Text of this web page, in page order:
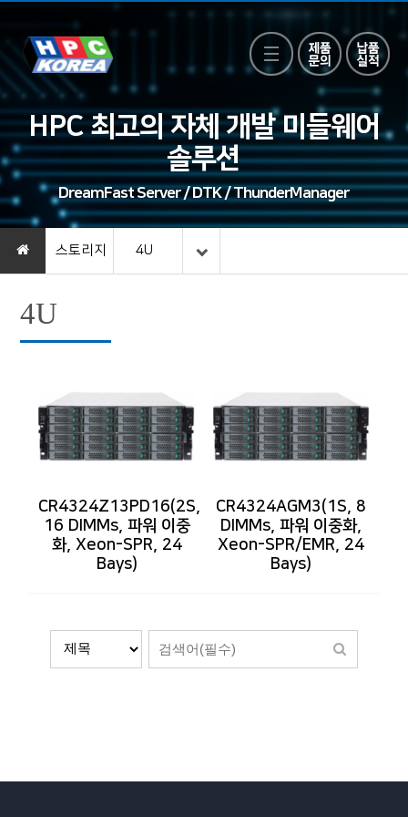
HPC 최고의 자체 개발 미들웨어
솔루션
DreamFast Server / DTK / ThunderManager
스토리지 4U
4U
CR4324Z13PD16(2S,
16 DIMMs, 파워 이중
화, Xeon-SPR, 24
Bays)
CR4324AGM3(1S, 8
DIMMs, 파워 이중화,
Xeon-SPR/EMR, 24
Bays)